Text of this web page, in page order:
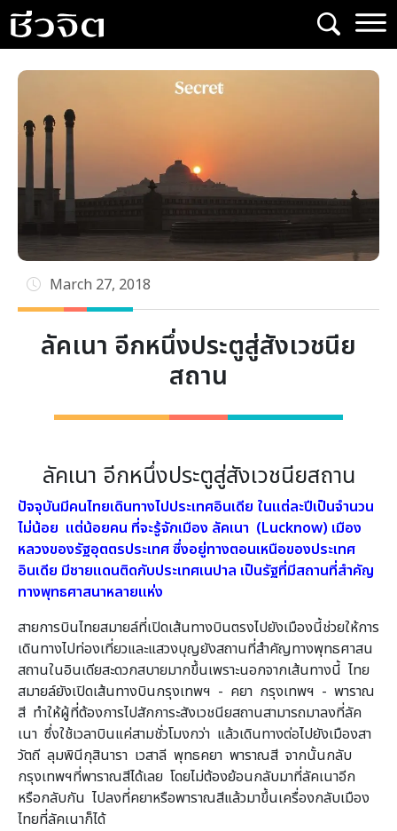
Skip
to
content
March 27, 2018
ลัคเนา อีกหนึ่งประตูสู่สังเวชนีย
สถาน
ลัคเนา อีกหนึ่งประตูสู่สังเวชนียสถาน
ปัจจุบันมีคนไทยเดินทางไปประเทศอินเดีย ในแต่ละปีเป็นจำนวน
ไม่น้อย แต่น้อยคน ที่จะรู้จักเมือง ลัคเนา (Lucknow) เมือง
หลวงของรัฐอุตตรประเทศ ซึ่งอยู่ทางตอนเหนือของประเทศ
อินเดีย มีชายแดนติดกับประเทศเนปาล เป็นรัฐที่มีสถานที่สำคัญ
ทางพุทธศาสนาหลายแห่ง
สายการบินไทยสมายล์ที่เปิดเส้นทางบินตรงไปยังเมืองนี้ช่วยให้การ
เดินทางไปท่องเที่ยวและแสวงบุญยังสถานที่สำคัญทางพุทธศาสน
สถานในอินเดียสะดวกสบายมากขึ้นเพราะนอกจากเส้นทางนี้ ไทย
สมายล์ยังเปิดเส้นทางบินกรุงเทพฯ - คยา กรุงเทพฯ - พาราณ
สี ทำให้ผู้ที่ต้องการไปสักการะสังเวชนียสถานสามารถมาลงที่ลัค
เนา ซึ่งใช้เวลาบินแค่สามชั่วโมงกว่า แล้วเดินทางต่อไปยังเมืองสา
วัตถี ลุมพินีกุสินารา เวสาลี พุทธคยา พาราณสี จากนั้นกลับ
กรุงเทพฯที่พาราณสีได้เลย โดยไม่ต้องย้อนกลับมาที่ลัคเนาอีก
หรือกลับกัน ไปลงที่คยาหรือพาราณสีแล้วมาขึ้นเครื่องกลับเมือง
ไทยที่ลัคเนาก็ได้